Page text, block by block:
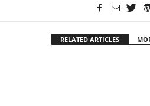
RELATED ARTICLES